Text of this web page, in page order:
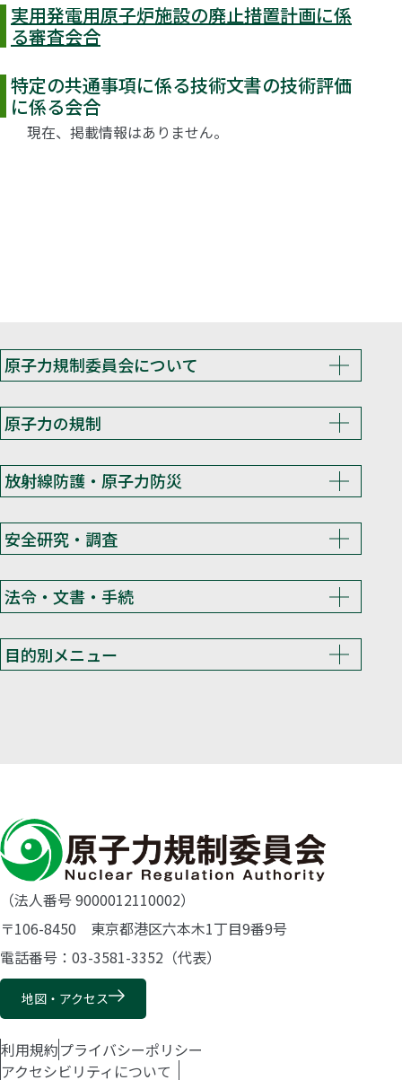
実用発電用原子炉施設の廃止措置計画に係
る審査会合
特定の共通事項に係る技術文書の技術評価
に係る会合
現在、掲載情報はありません。
原子力規制委員会について
原子力の規制
放射線防護・原子力防災
安全研究・調査
法令・文書・手続
目的別メニュー
（法人番号 9000012110002）
〒106-8450 東京都港区六本木1丁目9番9号
電話番号：03-3581-3352（代表）
地図・アクセス
利用規約プライバシーポリシー
アクセシビリティについて